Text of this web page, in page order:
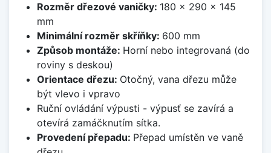
Rozměr dřezové vaničky: 180 x 290 x 145
mm
Minimální rozměr skříňky: 600 mm
Způsob montáže: Horní nebo integrovaná (do
roviny s deskou)
Orientace dřezu: Otočný, vana dřezu může
být vlevo i vpravo
Ruční ovládání výpusti - výpusť se zavírá a
otevírá zamáčknutím sítka.
Provedení přepadu: Přepad umístěn ve vaně